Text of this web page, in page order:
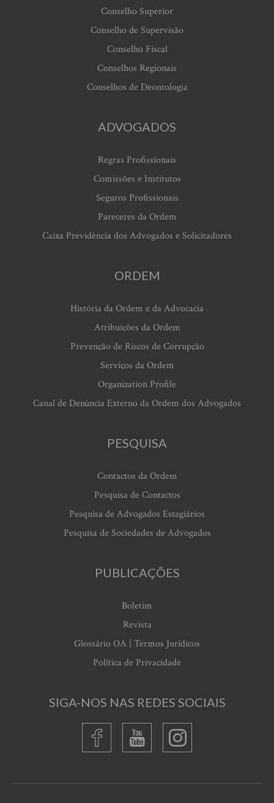
Conselho Superior
Conselho de Supervisão
Conselho Fiscal
Conselhos Regionais
Conselhos de Deontologia
ADVOGADOS
Regras Profissionais
Comissões e Institutos
Seguros Profissionais
Pareceres da Ordem
Caixa Previdência dos Advogados e Solicitadores
ORDEM
História da Ordem e da Advocacia
Atribuições da Ordem
Prevenção de Riscos de Corrupção
Serviços da Ordem
Organization Profile
Canal de Denúncia Externo da Ordem dos Advogados
PESQUISA
Contactos da Ordem
Pesquisa de Contactos
Pesquisa de Advogados Estagiários
Pesquisa de Sociedades de Advogados
PUBLICAÇÕES
Boletim
Revista
Glossário OA | Termos Jurídicos
Política de Privacidade
SIGA-NOS NAS REDES SOCIAIS